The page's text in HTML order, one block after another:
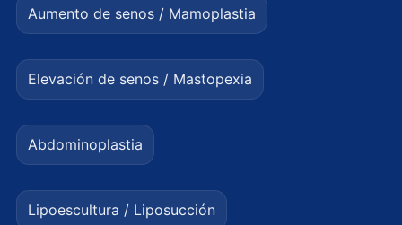
Aumento de senos / Mamoplastia
Elevación de senos / Mastopexia
Abdominoplastia
Lipoescultura / Liposucción